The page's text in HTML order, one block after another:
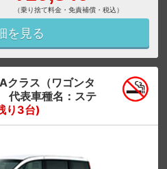
（乗り捨て料金・免責補償・税込）
を見る
クラス（ワゴンタ
表車種名：ステ
り3台)